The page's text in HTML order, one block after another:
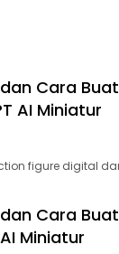
Cara
AI Miniatur
figure digital
Cara
Miniatur